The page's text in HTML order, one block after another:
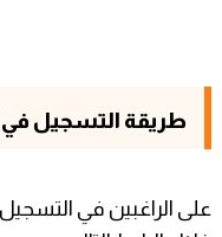
طريقة التسجيل في
على الراغبين في